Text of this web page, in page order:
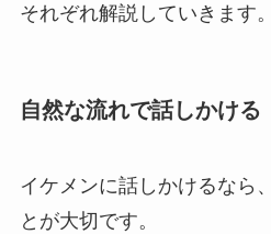
それぞれ解説していきます。
自然な流れで話しかける
イケメンに話しかけるなら
とが大切です。